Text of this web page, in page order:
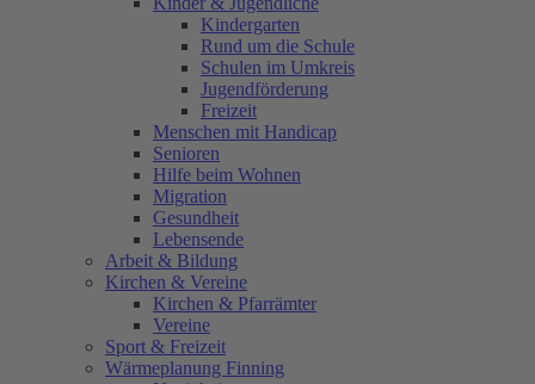
Kindergarten
Rund um die Schule
Schulen im Umkreis
Jugendförderung
Freizeit
Menschen mit Handicap
Senioren
Hilfe beim Wohnen
Migration
Gesundheit
Lebensende
Arbeit & Bildung
Kirchen & Vereine
Kirchen & Pfarrämter
Vereine
Sport & Freizeit
Wärmeplanung Finning